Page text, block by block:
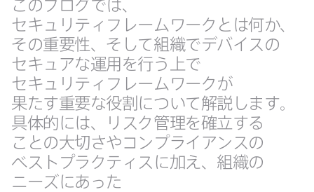
この​ブログでは、​
セキュリティフレームワークとは​何か、​
その​重要性、​そして​組織で​デバイスの​
セキュアな​運用を​行う上で​
セキュリティフレームワークが​
果たす重要な​役割に​ついて​解説します。​
具体的には、​リスク管理を​確立する​
ことの​大切さや​コンプライアンスの​
ベストプラクティスに​加え、​組織の​
ニーズに​あった​